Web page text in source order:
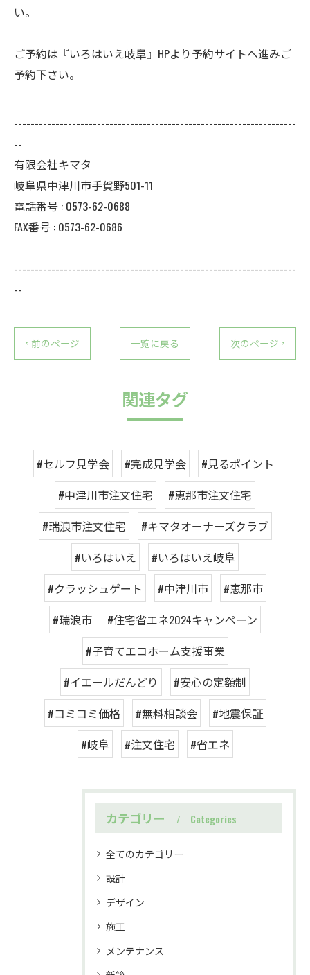
い。
ご予約は『いろはいえ岐阜』HPより予約サイトへ進みご
予約下さい。
--------------------------------------------------------------------
--
有限会社キマタ
岐阜県中津川市手賀野501-11
電話番号 : 0573-62-0688
FAX番号 : 0573-62-0686
--------------------------------------------------------------------
--
< 前のページ 一覧に戻る 次のページ >
関連タグ
#セルフ見学会 #完成見学会
#見るポイント
#中津川市注文住宅
#恵那市注文住宅
#瑞浪市注文住宅
#キマタオーナーズクラブ
#いろはいえ
#いろはいえ岐阜
#クラッシュゲート
#中津川市
#恵那市
#瑞浪市
#住宅省エネ2024キャンペーン
#子育てエコホーム支援事業
#イエールだんどり
#安心の定額制
#コミコミ価格
#無料相談会
#地震保証
#岐阜
#注文住宅 #省エネ
カテゴリー Categories
全てのカテゴリー
設計
デザイン
施工
メンテナンス